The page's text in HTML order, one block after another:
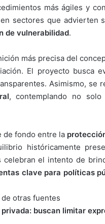
más ágiles y
sectores que advierten
de vulnerabilidad.
más precisa del
El proyecto busca
Asimismo, se
, contemplando no
de fondo entre la
históricamente
celebran el intento de
clave para políticas
otras fuentes
buscan limitar